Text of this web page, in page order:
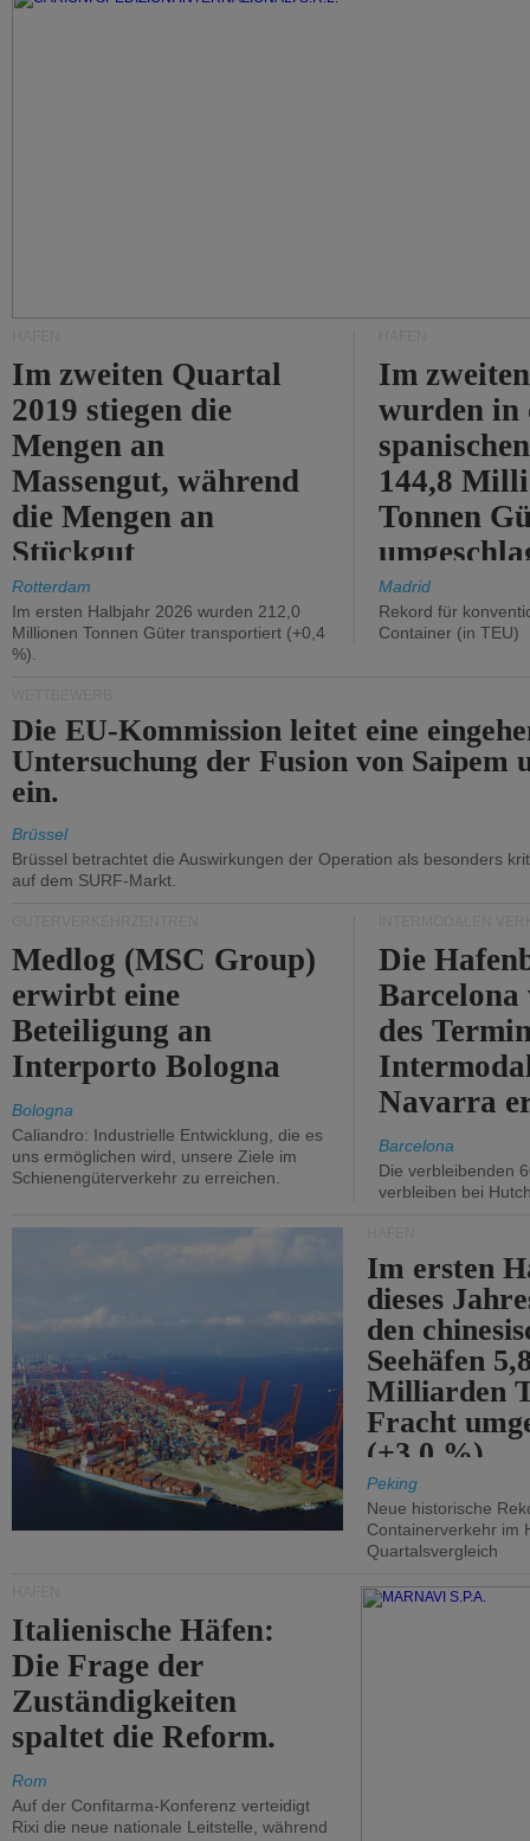
Im zweiten Quartal
2019 stiegen die
Mengen an
Massengut, während
die Mengen an
Stückgut
zurückgingen.
Rotterdam
Im ersten Halbjahr 2026 wurden 212,0
Millionen Tonnen Güter transportiert (+0,4
%).
Im
wurden in
144,8
Tonnen
%).
Madrid
Rekord für
Container (in TEU)
Die EU-Kommission leitet eine
Untersuchung der Fusion von Saipem
ein.
Brüssel
Brüssel betrachtet die Auswirkungen der Operation als besonders
auf dem SURF-Markt.
Medlog (MSC Group)
erwirbt eine
Beteiligung an
Interporto Bologna
Bologna
Caliandro: Industrielle Entwicklung, die es
uns ermöglichen wird, unsere Ziele im
Schienengüterverkehr zu erreichen.
Die
des
Navarra
Barcelona
Die verbleibenden
verbleiben bei
Im ersten
dieses
den
Seehäfen
Milliarden
Fracht
(+3,0 %).
Peking
Neue historische
Containerverkehr im
Quartalsvergleich
Italienische Häfen:
Die Frage der
Zuständigkeiten
spaltet die Reform.
Rom
Auf der Confitarma-Konferenz verteidigt
Rixi die neue nationale Leitstelle, während